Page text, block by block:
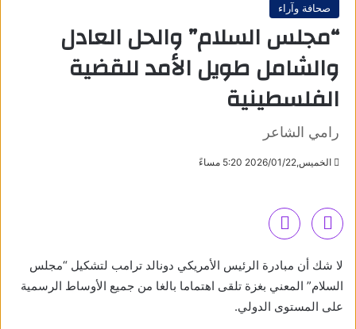
صحافة وآراء
“مجلس السلام” والحل العادل
والشامل طويل الأمد للقضية
الفلسطينية
رامي الشاعر
الخميس,2026/01/22 5:20 مساءً
لا شك أن مبادرة الرئيس الأمريكي دونالد ترامب لتشكيل “مجلس
السلام” المعني بغزة تلقى اهتماما بالغا من جميع الأوساط الرسمية
على المستوى الدولي.